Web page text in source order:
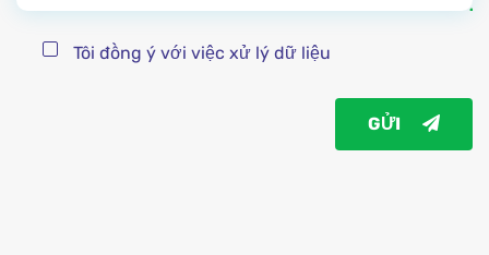
Tôi đồng ý với việc xử lý dữ liệu
GỬI